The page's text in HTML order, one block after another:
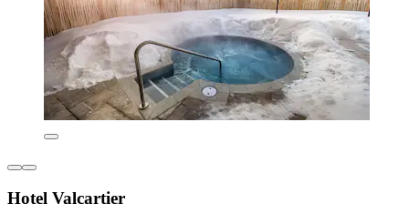
Hotel Valcartier